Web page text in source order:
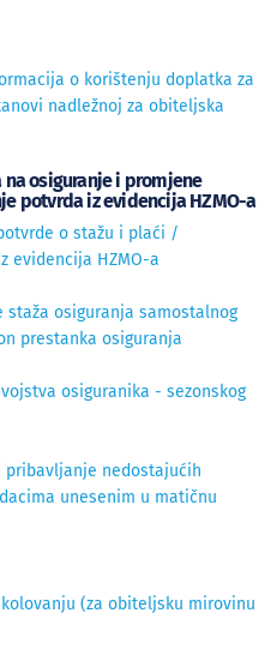
o korištenju doplatka za
nadležnoj za obiteljska
osiguranje i promjene
potvrda iz evidencija HZMO-a
o stažu i plaći /
evidencija HZMO-a
staža osiguranja samostalnog
prestanka osiguranja
osiguranika - sezonskog
pribavljanje nedostajućih
unesenim u matičnu
(za obiteljsku mirovinu